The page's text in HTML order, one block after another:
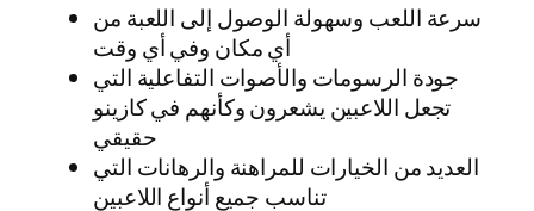
سرعة اللعب وسهولة الوصول إلى اللعبة من
أي مكان وفي أي وقت
جودة الرسومات والأصوات التفاعلية التي
تجعل اللاعبين يشعرون وكأنهم في كازينو
حقيقي
العديد من الخيارات للمراهنة والرهانات التي
تناسب جميع أنواع اللاعبين